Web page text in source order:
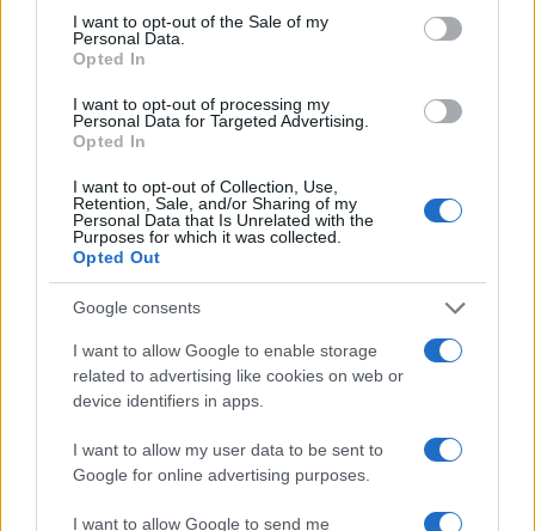
consent section.
I want to opt-out of the Sale of my
Personal Data.
Opted In
I want to opt-out of processing my
Personal Data for Targeted Advertising.
Opted In
I want to opt-out of Collection, Use,
Retention, Sale, and/or Sharing of my
Personal Data that Is Unrelated with the
Purposes for which it was collected.
Opted Out
Google consents
I want to allow Google to enable storage
related to advertising like cookies on web or
device identifiers in apps.
I want to allow my user data to be sent to
Google for online advertising purposes.
I want to allow Google to send me
Parma Calcio: Touré è ufficiale, dettagli sul
trasferimento dall’Atalanta
Andrea Conforti · 8 Ago 2026
CALCIO